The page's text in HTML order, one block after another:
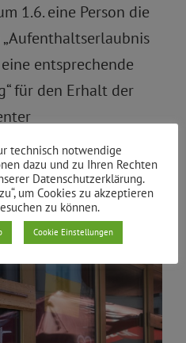
1.6. eine Person die
entsprechende
für den Erhalt der
technisch notwendige
dazu und zu Ihren Rechten
Datenschutzerklärung.
um Cookies zu akzeptieren
zu können.
Cookie Einstellungen